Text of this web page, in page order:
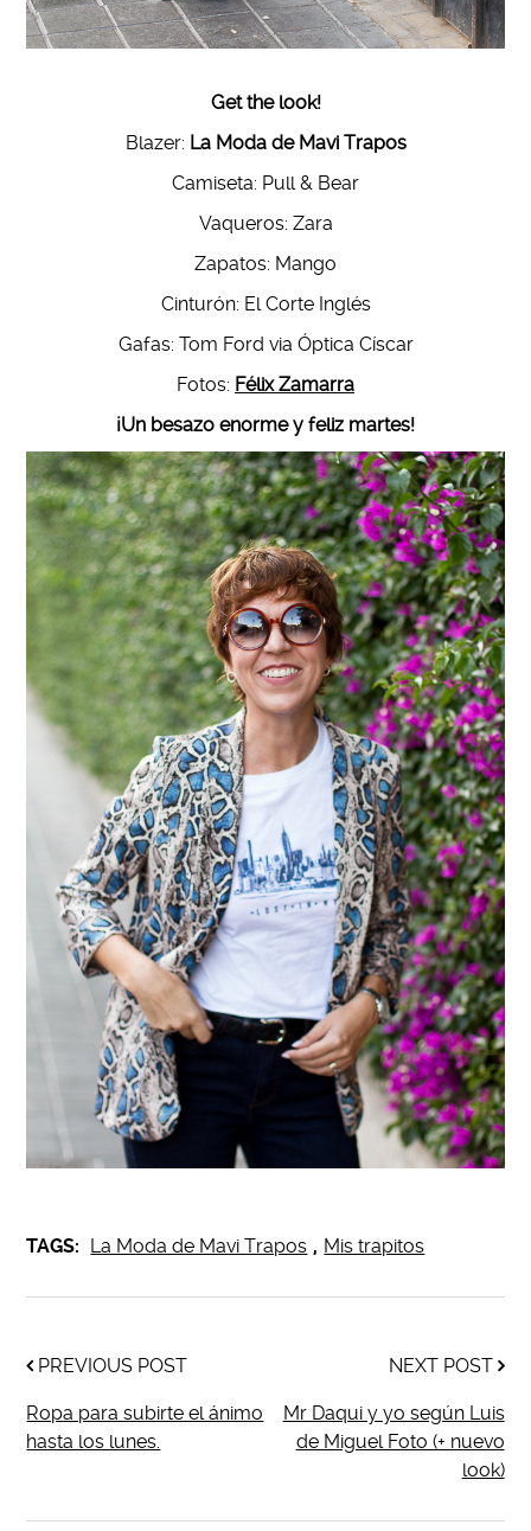
Get the look!
Blazer: La Moda de Mavi Trapos
Camiseta: Pull & Bear
Vaqueros: Zara
Zapatos: Mango
Cinturón: El Corte Inglés
Gafas: Tom Ford via Óptica Císcar
Fotos: Félix Zamarra
¡Un besazo enorme y feliz martes!
TAGS: La Moda de Mavi Trapos , Mis trapitos
PREVIOUS POST
Ropa para subirte el ánimo
hasta los lunes.
NEXT POST
Mr Daqui y yo según Luis
de Miguel Foto (+ nuevo
look)